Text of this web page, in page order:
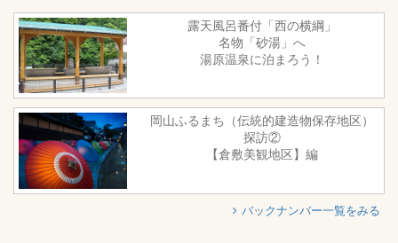
露天風呂番付「西の横綱」
名物「砂湯」へ
湯原温泉に泊まろう！
岡山ふるまち（伝統的建造物保存地区）
探訪②
【倉敷美観地区】編
バックナンバー一覧をみる